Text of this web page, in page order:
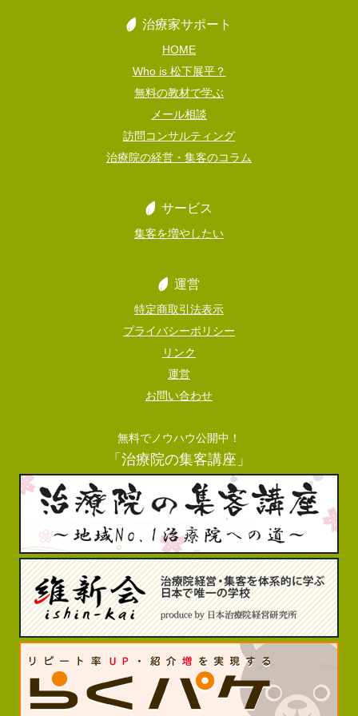
治療家サポート
HOME
Who is 松下展平？
無料の教材で学ぶ
メール相談
訪問コンサルティング
治療院の経営・集客のコラム
サービス
集客を増やしたい
運営
特定商取引法表示
プライバシーポリシー
リンク
運営
お問い合わせ